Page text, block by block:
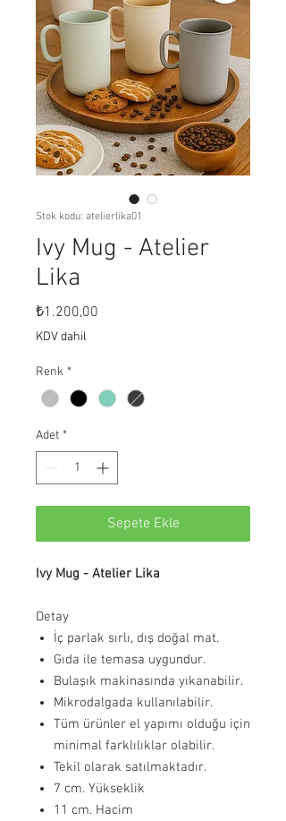
Stok kodu: atelierlika01
Ivy Mug - Atelier
Lika
₺1.200,00
KDV dahil
Renk *
Adet *
Sepete Ekle
Ivy Mug - Atelier Lika
Detay
İç parlak sırlı, dış doğal mat.
Gıda ile temasa uygundur.
Bulaşık makinasında yıkanabilir.
Mikrodalgada kullanılabilir.
Tüm ürünler el yapımı olduğu için
minimal farklılıklar olabilir.
Tekil olarak satılmaktadır.
7 cm. Yükseklik
11 cm. Hacim